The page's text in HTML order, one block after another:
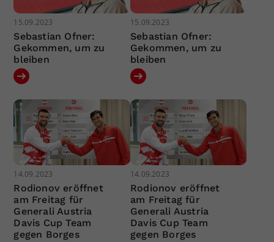
15.09.2023
Sebastian Ofner:
Gekommen, um zu
bleiben
15.09.2023
Sebastian Ofner:
Gekommen, um zu
bleiben
14.09.2023
Rodionov eröffnet
am Freitag für
Generali Austria
Davis Cup Team
gegen Borges
14.09.2023
Rodionov eröffnet
am Freitag für
Generali Austria
Davis Cup Team
gegen Borges